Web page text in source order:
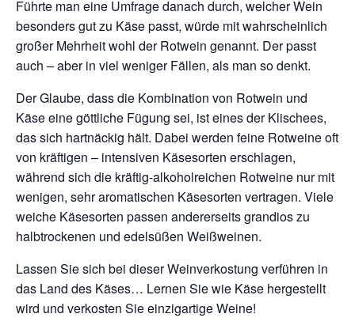
Führte man eine Umfrage danach durch, welcher Wein
besonders gut zu Käse passt, würde mit wahrscheinlich
großer Mehrheit wohl der Rotwein genannt. Der passt
auch – aber in viel weniger Fällen, als man so denkt.
Der Glaube, dass die Kombination von Rotwein und
Käse eine göttliche Fügung sei, ist eines der Klischees,
das sich hartnäckig hält. Dabei werden feine Rotweine oft
von kräftigen – intensiven Käsesorten erschlagen,
während sich die kräftig-alkoholreichen Rotweine nur mit
wenigen, sehr aromatischen Käsesorten vertragen. Viele
weiche Käsesorten passen andererseits grandios zu
halbtrockenen und edelsüßen Weißweinen.
Lassen Sie sich bei dieser Weinverkostung verführen in
das Land des Käses… Lernen Sie wie Käse hergestellt
wird und verkosten Sie einzigartige Weine!